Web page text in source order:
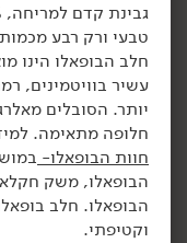
יח׳
17.90
₪ / יח׳
פילגד בסגנון
170 גרם
10.53 ₪ ל-100 גרם
טבעי ורק רבע
חלב הבופאלו הינו
עשיר בוויטמינים,
יותר. הסובלים
חלופה מתאימה.
חוות הבופאלו-
הבופאלו, משק
הבופאלו. חלב
וקטיפתי.